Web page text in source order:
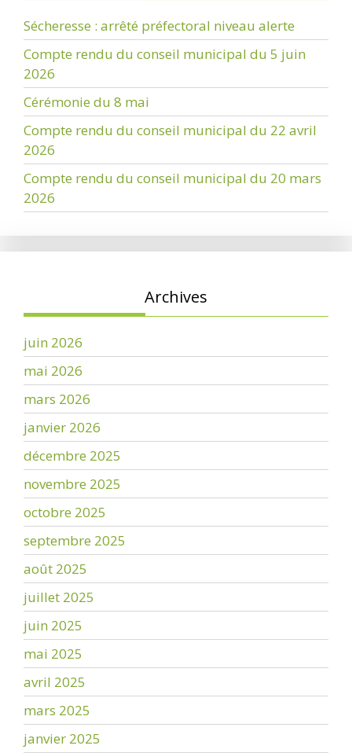
Sécheresse : arrêté préfectoral niveau alerte
Compte rendu du conseil municipal du 5 juin
2026
Cérémonie du 8 mai
Compte rendu du conseil municipal du 22 avril
2026
Compte rendu du conseil municipal du 20 mars
2026
Archives
juin 2026
mai 2026
mars 2026
janvier 2026
décembre 2025
novembre 2025
octobre 2025
septembre 2025
août 2025
juillet 2025
juin 2025
mai 2025
avril 2025
mars 2025
janvier 2025